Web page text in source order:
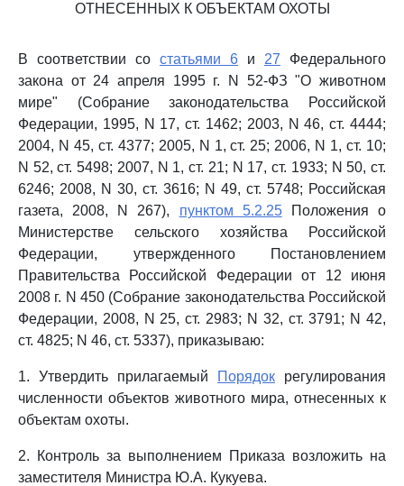
ОТНЕСЕННЫХ К ОБЪЕКТАМ ОХОТЫ
В соответствии со статьями 6 и 27 Федерального
закона от 24 апреля 1995 г. N 52-ФЗ "О животном
мире" (Собрание законодательства Российской
Федерации, 1995, N 17, ст. 1462; 2003, N 46, ст. 4444;
2004, N 45, ст. 4377; 2005, N 1, ст. 25; 2006, N 1, ст. 10;
N 52, ст. 5498; 2007, N 1, ст. 21; N 17, ст. 1933; N 50, ст.
6246; 2008, N 30, ст. 3616; N 49, ст. 5748; Российская
газета, 2008, N 267), пунктом 5.2.25Положения о
Министерстве сельского хозяйства Российской
Федерации, утвержденного Постановлением
Правительства Российской Федерации от 12 июня
2008 г. N 450 (Собрание законодательства Российской
Федерации, 2008, N 25, ст. 2983; N 32, ст. 3791; N 42,
ст. 4825; N 46, ст. 5337), приказываю:
1. Утвердить прилагаемый Порядок регулирования
численности объектов животного мира, отнесенных к
объектам охоты.
2. Контроль за выполнением Приказа возложить на
заместителя Министра Ю.А. Кукуева.